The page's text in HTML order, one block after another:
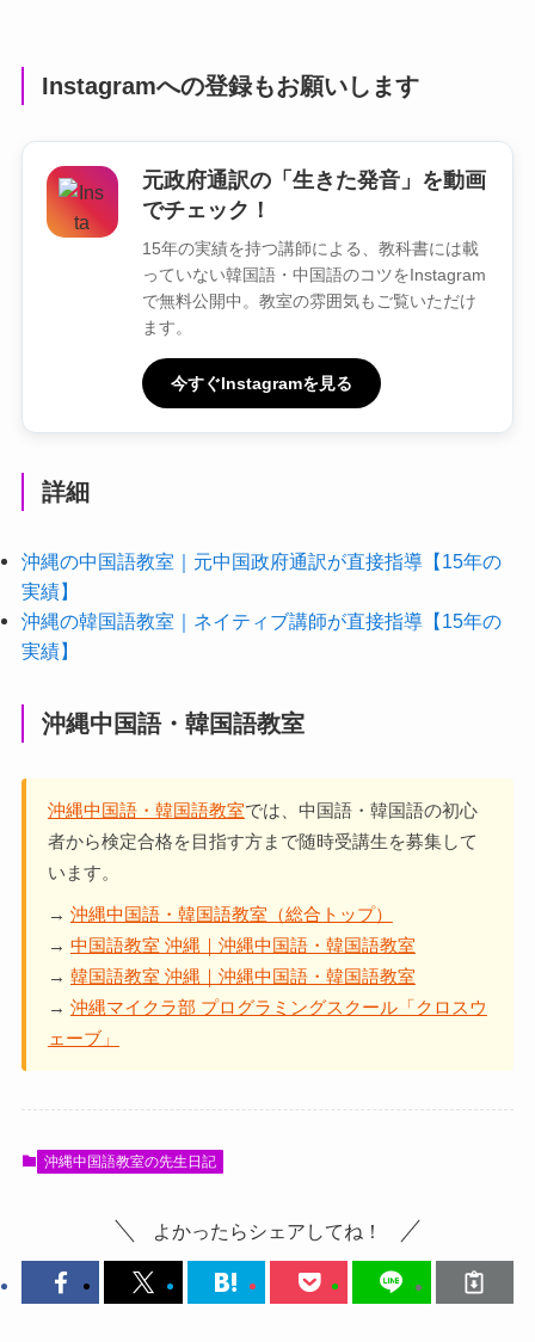
Instagramへの登録もお願いします
元政府通訳の「生きた発音」を動画
でチェック！
15年の実績を持つ講師による、教科書には載
っていない韓国語・中国語のコツをInstagram
で無料公開中。教室の雰囲気もご覧いただけ
ます。
今すぐInstagramを見る
詳細
沖縄の中国語教室｜元中国政府通訳が直接指導【15年の
実績】
沖縄の韓国語教室｜ネイティブ講師が直接指導【15年の
実績】
沖縄中国語・韓国語教室
沖縄中国語・韓国語教室では、中国語・韓国語の初心
者から検定合格を目指す方まで随時受講生を募集して
います。
→ 沖縄中国語・韓国語教室（総合トップ）
→ 中国語教室 沖縄｜沖縄中国語・韓国語教室
→ 韓国語教室 沖縄｜沖縄中国語・韓国語教室
→ 沖縄マイクラ部 プログラミングスクール「クロスウ
ェーブ」
沖縄中国語教室の先生日記
よかったらシェアしてね！